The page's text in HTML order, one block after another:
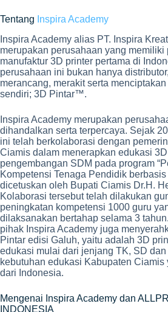
Tentang Inspira Academy
Inspira Academy alias PT. Inspira
merupakan perusahaan yang memiliki
manufaktur 3D printer pertama di
perusahaan ini bukan hanya
merancang, merakit serta
sendiri; 3D Pintar™.
Inspira Academy merupakan
dihandalkan serta terpercaya. Sejak
ini telah berkolaborasi dengan
Ciamis dalam menerapkan edukasi
pengembangan SDM pada program
Kompetensi Tenaga Pendidik berbasis
dicetuskan oleh Bupati Ciamis Dr.H.
Kolaborasi tersebut telah dilakukan
peningkatan kompetensi 1000 guru
dilaksanakan bertahap selama 3
pihak Inspira Academy juga
Pintar edisi Galuh, yaitu adalah 3D
edukasi mulai dari jenjang TK, SD
kebutuhan edukasi Kabupaten Ciamis
dari Indonesia.
Mengenai Inspira Academy dan
INDONESIA